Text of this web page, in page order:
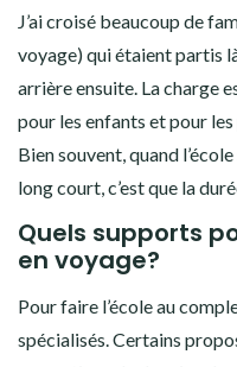
J’ai croisé beaucoup de
voyage) qui étaient partis
arrière ensuite. La charge
pour les enfants et pour
Bien souvent, quand
long court, c’est que la
Quels supports
en voyage?
Pour faire l’école au
spécialisés. Certains